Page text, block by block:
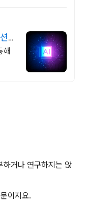
해
하거나 연구하지는 않
이지요.